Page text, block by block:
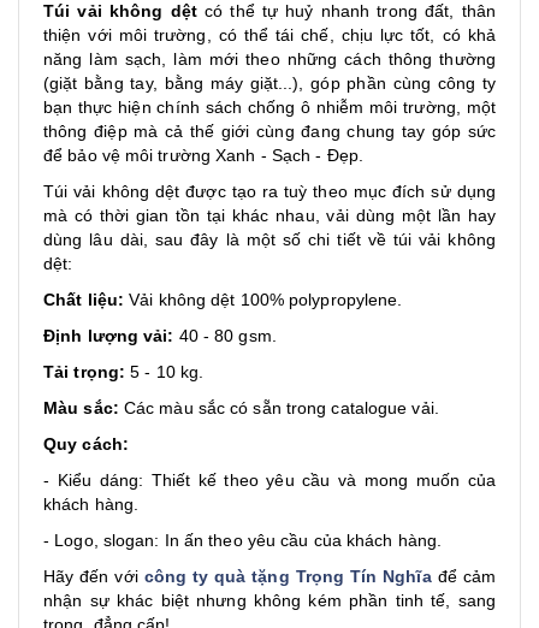
Túi vải không dệtcó thể tự huỷ nhanh trong đất, thân
thiện với môi trường, có thể tái chế, chịu lực tốt, có khả
năng làm sạch, làm mới theo những cách thông thường
(giặt bằng tay, bằng máy giặt...), góp phần cùng công ty
bạn thực hiện chính sách chống ô nhiễm môi trường, một
thông điệp mà cả thế giới cùng đang chung tay góp sức
để bảo vệ môi trường Xanh - Sạch - Đẹp.
Túi vải không dệt được tạo ra tuỳ theo mục đích sử dụng
mà có thời gian tồn tại khác nhau, vải dùng một lần hay
dùng lâu dài, sau đây là một số chi tiết về túi vải không
dệt:
Chất liệu: Vải không dệt 100% polypropylene.
Định lượng vải: 40 - 80 gsm.
Tải trọng: 5 - 10 kg.
Màu sắc: Các màu sắc có sẵn trong catalogue vải.
Quy cách:
- Kiểu dáng: Thiết kế theo yêu cầu và mong muốn của
khách hàng.
- Logo, slogan: In ấn theo yêu cầu của khách hàng.
Hãy đến với công ty quà tặng Trọng Tín Nghĩađể cảm
nhận sự khác biệt nhưng không kém phần tinh tế, sang